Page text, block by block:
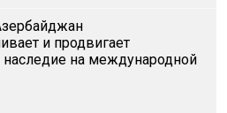
и продвигает
наследие на международной